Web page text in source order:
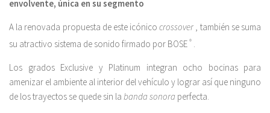
envolvente, única en su segmento
A la renovada propuesta de este icónicocrossover , también se suma
su atractivo sistema de sonido firmado por BOSE ® .
Los grados Exclusive y Platinum integran ocho bocinas para
amenizar el ambiente al interior del vehículo y lograr así que ninguno
de los trayectos se quede sin la banda sonora perfecta.